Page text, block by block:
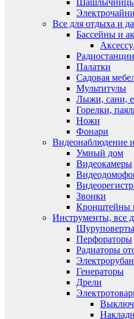
Все для отдыха и
Бассейны и
Радиостанции
Палатки
Садовая
Мультитулы
Лыжи, сани,
Горелки,
Ножи
Фонари
Видеонаблюдение
Умный дом
Видеокамеры
Звонки
Кронштейны
Инструменты, все
Шуруповерты
Перфораторы
Радиаторы
Генераторы
Дрели